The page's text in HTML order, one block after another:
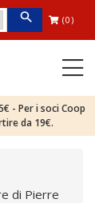
(0)
- Per i soci Coop
da 19€.
di Pierre